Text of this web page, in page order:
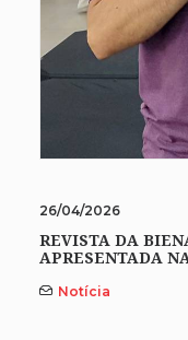
26/04/2026
REVISTA DA
APRESENTADA
Notícia